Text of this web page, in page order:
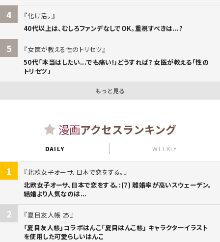
4
化け活。
40代以上は、むしろファンデなしでOK。重視すべきは...?
5
女医が教える性のトリセツ
50代「本当はしたい...でも痛い!」どうすれば? 女医が教える「性の
トリセツ」
もっと見る
漫画アクセスランキング
DAILY WEEKLY
1
北欧女子オーサ、日本で恋をする。
北欧女子オーサ、日本で恋をする。:(7) 離婚率が高いスウェーデン。
結婚より人気なのは...
2
夏目友人帳 25
「夏目友人帳」コラボはんこ「夏目はんこ帳」 キャラクターイラスト
を使用した可愛らしいはんこ